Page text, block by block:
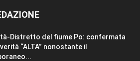
Distretto del fiume Po: confermata
“ALTA” nonostante il